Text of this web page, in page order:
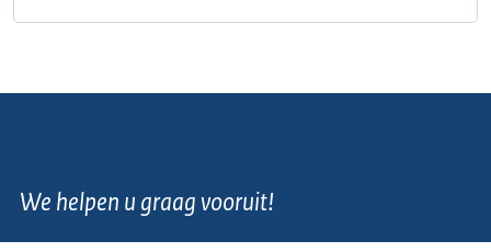
We helpen u graag vooruit!